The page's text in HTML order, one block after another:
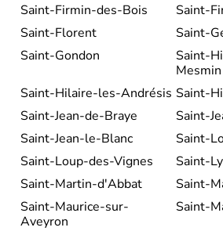
Saint-Firmin-des-Bois
Saint-
Saint-Florent
Saint-
Saint-Gondon
Saint-
Mesmin
Saint-Hilaire-les-Andrésis Saint-
Saint-Jean-de-Braye
Saint-
Saint-Jean-le-Blanc
Saint-
Saint-Loup-des-Vignes
Saint-
Saint-Martin-d'Abbat
Saint-
Saint-Maurice-sur-
Aveyron
Saint-